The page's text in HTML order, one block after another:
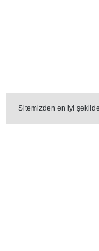
Sitemizden en iyi